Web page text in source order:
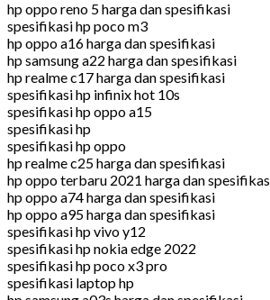
hp oppo reno 5 harga dan spesifikasi
spesifikasi hp poco m3
hp oppo a16 harga dan spesifikasi
hp samsung a22 harga dan spesifikasi
hp realme c17 harga dan spesifikasi
spesifikasi hp infinix hot 10s
spesifikasi hp oppo a15
spesifikasi hp
spesifikasi hp oppo
hp realme c25 harga dan spesifikasi
hp oppo terbaru 2021 harga dan
hp oppo a74 harga dan spesifikasi
hp oppo a95 harga dan spesifikasi
spesifikasi hp vivo y12
spesifikasi hp nokia edge 2022
spesifikasi hp poco x3 pro
spesifikasi laptop hp